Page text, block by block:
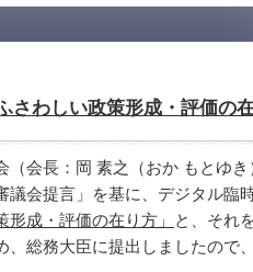
さわしい政策形成・評価の
（会長：岡 素之（おか もとゆ
議会提言」を基に、デジタル臨
成・評価の在り方」 と、それ
、総務大臣に提出しましたので